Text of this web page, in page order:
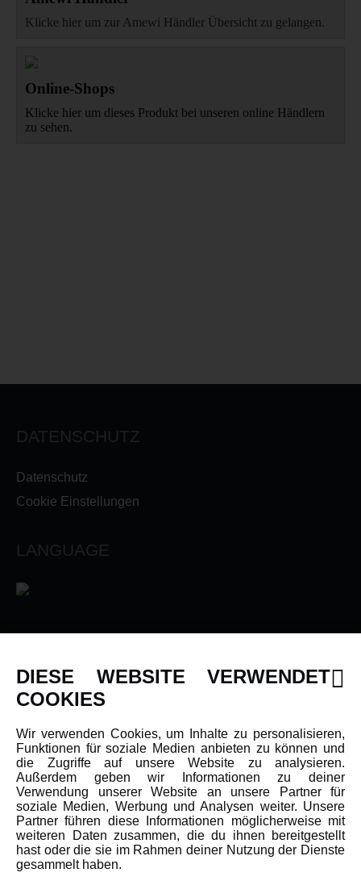
Klicke hier um zur Amewi Händler Übersicht zu gelangen.
Online-Shops
Klicke hier um dieses Produkt bei unseren online Händlern
zu sehen.
DATENSCHUTZ
Datenschutz
Cookie Einstellungen
LANGUAGE
Karriere
Amewi Kataloge
MEHR VON AMEWI
AMXRacing - Qualitäts RC-Zubehör
DIESE WEBSITE VERWENDET
COOKIES
Wir verwenden Cookies, um Inhalte zu personalisieren,
Funktionen für soziale Medien anbieten zu können und
die Zugriffe auf unsere Website zu analysieren.
Außerdem geben wir Informationen zu deiner
Verwendung unserer Website an unsere Partner für
soziale Medien, Werbung und Analysen weiter. Unsere
Partner führen diese Informationen möglicherweise mit
weiteren Daten zusammen, die du ihnen bereitgestellt
hast oder die sie im Rahmen deiner Nutzung der Dienste
gesammelt haben.